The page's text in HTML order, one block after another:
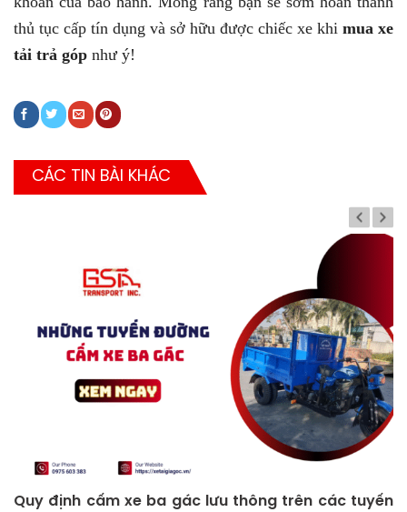
thủ tục cấp tín dụng và sở hữu được chiếc xe khi mua xe
tải trả góp như ý!
CÁC TIN BÀI KHÁC
Quy định cấm xe ba gác lưu thông trên các tuyến